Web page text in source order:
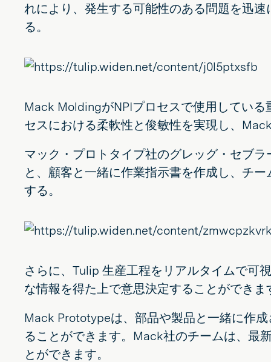
れにより、発生する可能性のある問題を迅
る。
Mack MoldingがNPIプロセスで使用してい
セスにおける柔軟性と俊敏性を実現し、
マック・プロトタイプ社のグレッグ・セブ
と、顧客と一緒に作業指示書を作成し、チ
する。
さらに、Tulip 生産工程をリアルタイムで可
な情報を得た上で意思決定することができ
Mack Prototypeは、部品や製品と一緒に作
ることができます。Mack社のチームは、最
とができます。